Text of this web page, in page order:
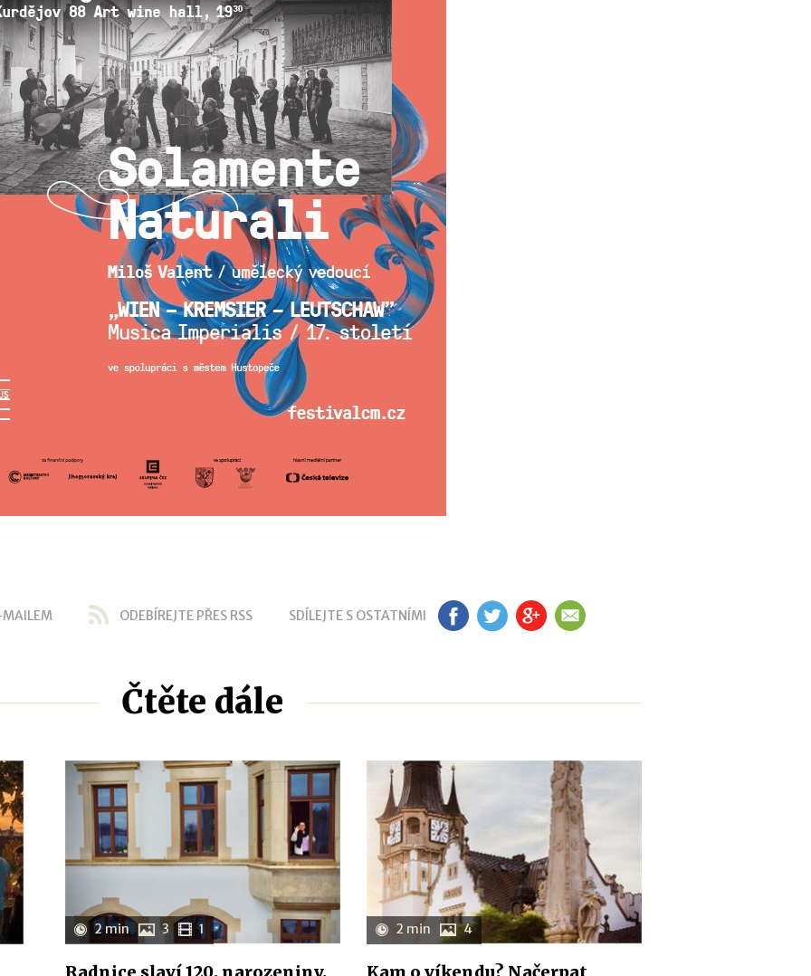
ODEBÍREJTE PŘES RSS SDÍLEJTE S OSTATNÍMI FB TW GP EM
Čtěte dále
2 min 3 1 2 min 4